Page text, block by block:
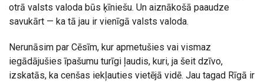
otrā valsts valoda būs ķīniešu. Un aiznākošā paaudze
savukārt — ka tā jau ir vienīgā valsts valoda.
Nerunāsim par Cēsīm, kur apmetušies vai vismaz
iegādājušies īpašumu turīgi ļaudis, kuri, ja šeit dzīvo,
izskatās, ka cenšas iekļauties vietējā vidē. Jau tagad Rīgā ir